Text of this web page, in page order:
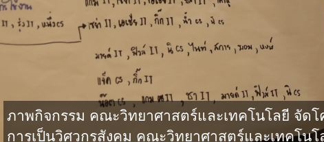
ภาพกิจกรรม คณะวิทยาศาสตร์และเทคโนโลยี จัด
การเป็นวิศวกรสังคม คณะวิทยาศาสตร์และเทคโน